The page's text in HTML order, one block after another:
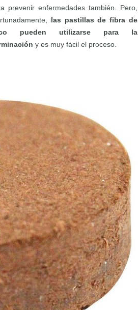
prevenir enfermedades también. Pero,
las pastillas de fibra de
pueden utilizarse para la
y es muy fácil el proceso.